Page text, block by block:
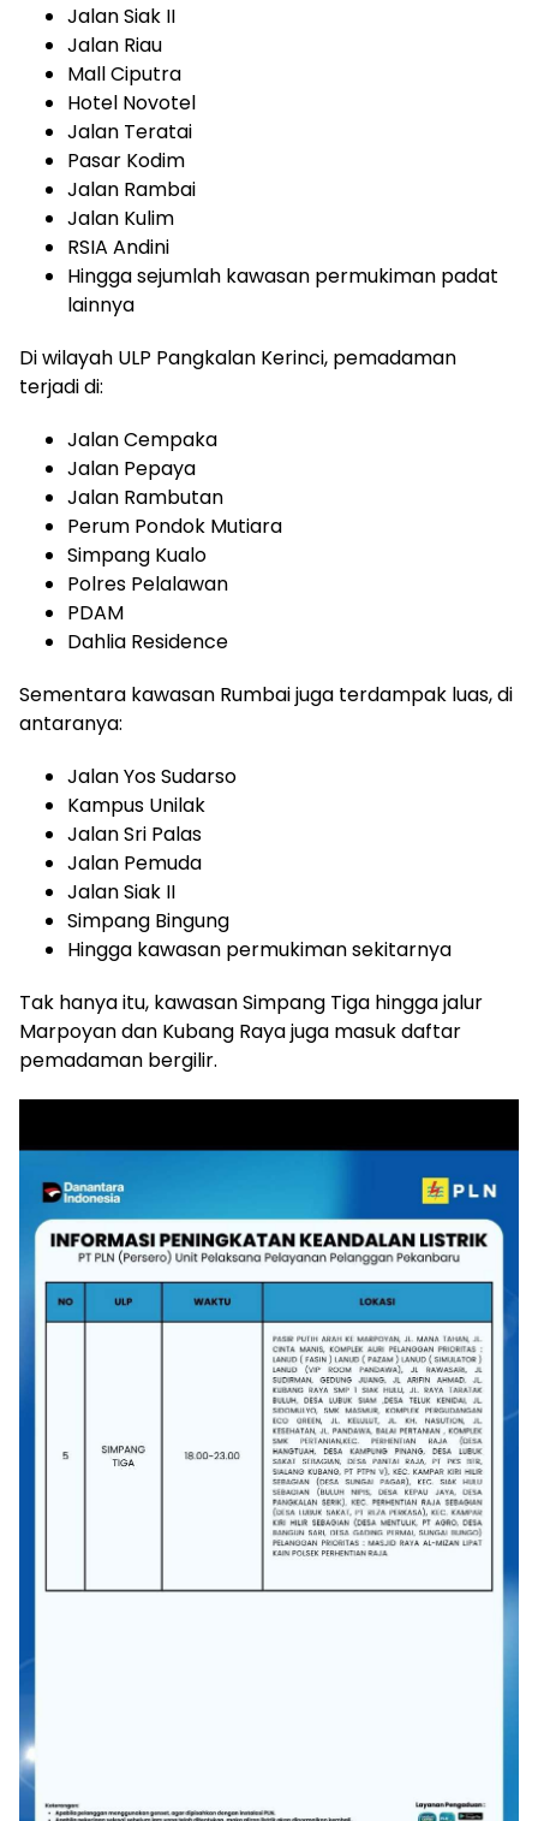
Jalan Siak II
Jalan Riau
Mall Ciputra
Hotel Novotel
Jalan Teratai
Pasar Kodim
Jalan Rambai
Jalan Kulim
RSIA Andini
Hingga sejumlah kawasan permukiman padat
lainnya
Di wilayah ULP Pangkalan Kerinci, pemadaman
terjadi di:
Jalan Cempaka
Jalan Pepaya
Jalan Rambutan
Perum Pondok Mutiara
Simpang Kualo
Polres Pelalawan
PDAM
Dahlia Residence
Sementara kawasan Rumbai juga terdampak luas, di
antaranya:
Jalan Yos Sudarso
Kampus Unilak
Jalan Sri Palas
Jalan Pemuda
Jalan Siak II
Simpang Bingung
Hingga kawasan permukiman sekitarnya
Tak hanya itu, kawasan Simpang Tiga hingga jalur
Marpoyan dan Kubang Raya juga masuk daftar
pemadaman bergilir.